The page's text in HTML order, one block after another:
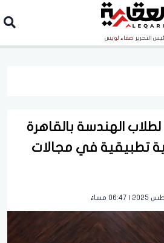
التحرير صفاء لويس
الهندسة بالقاهرة
تطبيقية في مجالات